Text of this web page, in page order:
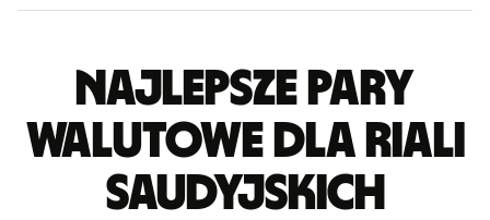
Najlepsze pary
walutowe dla riali
saudyjskich